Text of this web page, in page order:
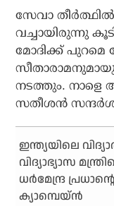
സേവാ
വച്ചായിരുന്നു
മോദിക്ക് പുറമെ
നടത്തും. നാളെ
സതീശന്‍
ഇന്ത്യയിലെ
വിദ്യാഭ്യാസ
ധര്‍മേന്ദ്ര
ക്യാമ്പെയ്ന്‍